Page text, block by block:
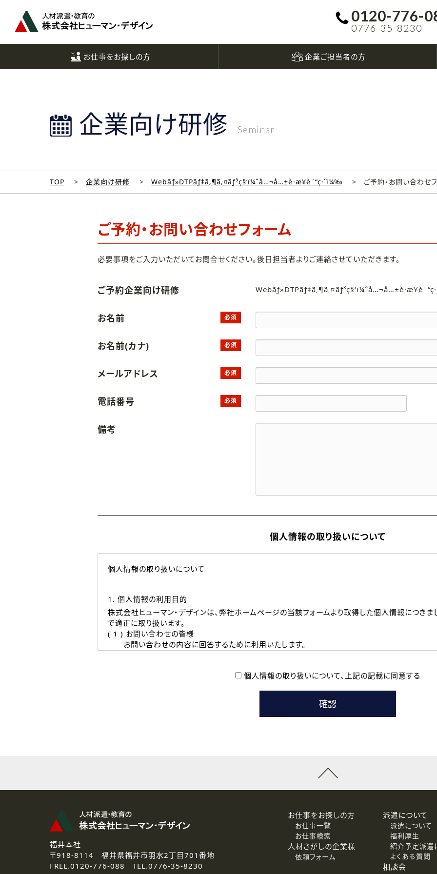
0120-776-
0776-35-8230
お仕事をお探しの方 企業ご担当者の方
企業向け研修 Seminar
TOP 企業向け研修 Webãƒ»DTPãƒ‡ã‚¶ã‚¤ãƒ³ç§‘ï¼ˆå…¬å…±è·æ¥­è¨“ç·´ï¼‰ ご予約・お問い合わせ
ご予約・お問い合わせフォーム
必要事項をご入力いただいてお問合せください。後日担当者よりご連絡させていただきます。
ご予約企業向け研修
お名前 必須
お名前(カナ) 必須
メールアドレス 必須
電話番号 必須
備考
個人情報の取り扱いについて
個人情報の取り扱いについて
1. 個人情報の利用目的
株式会社ヒューマン・デザインは、弊社ホームページの当該フォームより取得した個人情報につき
で適正に取り扱います。
( 1 ) お問い合わせの皆様
お問い合わせの内容に回答するために利用いたします。
本登録に関するご連絡および本登録時の参考情報として利用いたします。
なお、ご連絡手段は、電話・Ｅメールのいずれかの方法といたします。
3.個人情報の取り扱いの委託
弊社の定める個人情報保護の評価基準を満たした委託先に、個人情報を委託する場合があります。
4.個人情報の開示等について
ご提供いただいた個人情報の開示等（利用目的の通知、開示、訂正、追加または削除、利用の停止、
個人情報の取り扱いについて、 上記の記載に同意する
へ
福井本社
〒918-8114 福井県福井市羽水2丁目701番地
FREE.0120-776-088 TEL.0776-35-8230
お仕事をお探しの方
お仕事一覧
お仕事検索
人材さがしの企業様
依頼フォーム
派遣について
派遣について
福利厚生
紹介予定派遣
よくある質問
相談会